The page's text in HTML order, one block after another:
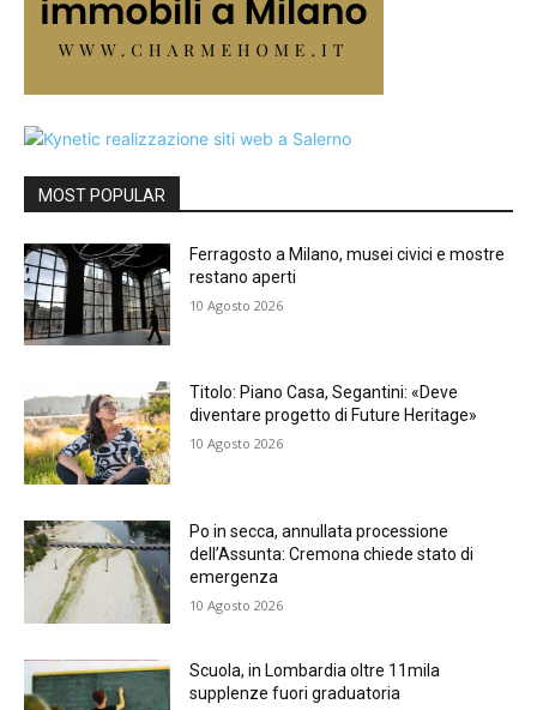
MOST POPULAR
Ferragosto a Milano, musei civici e mostre
restano aperti
10 Agosto 2026
Titolo: Piano Casa, Segantini: «Deve
diventare progetto di Future Heritage»
10 Agosto 2026
Po in secca, annullata processione
dell’Assunta: Cremona chiede stato di
emergenza
10 Agosto 2026
Scuola, in Lombardia oltre 11mila
supplenze fuori graduatoria